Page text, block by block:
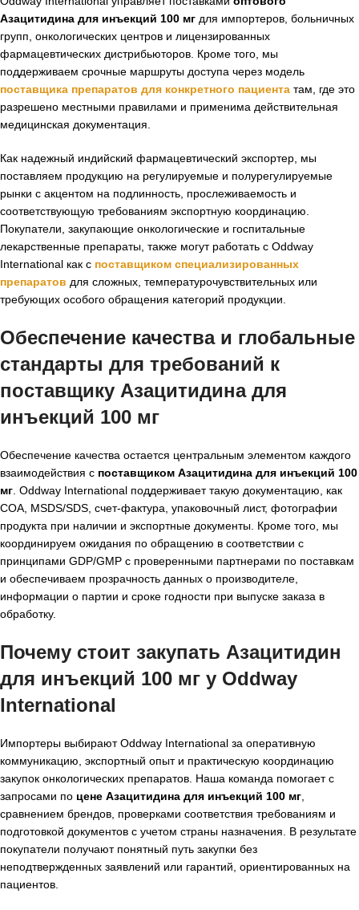
Азацитидина для инъекций 100 мг для импортеров, больничных
групп, онкологических центров и лицензированных
фармацевтических дистрибьюторов. Кроме того, мы
поддерживаем срочные маршруты доступа через модель
поставщика препаратов для конкретного пациента там, где это
разрешено местными правилами и применима действительная
медицинская документация.
Как надежный индийский фармацевтический экспортер, мы
поставляем продукцию на регулируемые и полурегулируемые
рынки с акцентом на подлинность, прослеживаемость и
соответствующую требованиям экспортную координацию.
Покупатели, закупающие онкологические и госпитальные
лекарственные препараты, также могут работать с Oddway
International как с поставщиком специализированных
препаратов для сложных, температурочувствительных или
требующих особого обращения категорий продукции.
Обеспечение качества и глобальные
стандарты для требований к
поставщику Азацитидина для
инъекций 100 мг
Обеспечение качества остается центральным элементом каждого
взаимодействия с поставщиком Азацитидина для инъекций 100
мг . Oddway International поддерживает такую документацию, как
COA, MSDS/SDS, счет-фактура, упаковочный лист, фотографии
продукта при наличии и экспортные документы. Кроме того, мы
координируем ожидания по обращению в соответствии с
принципами GDP/GMP с проверенными партнерами по поставкам
и обеспечиваем прозрачность данных о производителе,
информации о партии и сроке годности при выпуске заказа в
обработку.
Почему стоит закупать Азацитидин
для инъекций 100 мг у Oddway
International
Импортеры выбирают Oddway International за оперативную
коммуникацию, экспортный опыт и практическую координацию
закупок онкологических препаратов. Наша команда помогает с
запросами по цене Азацитидина для инъекций 100 мг
сравнением брендов, проверками соответствия требованиям и
подготовкой документов с учетом страны назначения. В результате
покупатели получают понятный путь закупки без
неподтвержденных заявлений или гарантий, ориентированных на
пациентов.